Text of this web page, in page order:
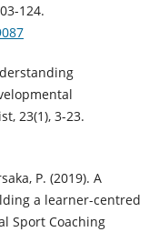
124.
23(1), 3-23.
P. (2019). A
a learner-centred
Sport Coaching